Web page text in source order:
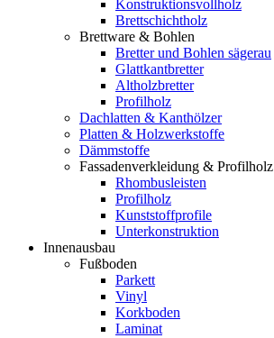
Konstruktionsvollholz
Brettschichtholz
Brettware & Bohlen
Bretter und Bohlen sägerau
Glattkantbretter
Altholzbretter
Profilholz
Dachlatten & Kanthölzer
Platten & Holzwerkstoffe
Dämmstoffe
Fassadenverkleidung & Profilholz
Rhombusleisten
Profilholz
Kunststoffprofile
Unterkonstruktion
Innenausbau
Fußboden
Parkett
Vinyl
Korkboden
Laminat